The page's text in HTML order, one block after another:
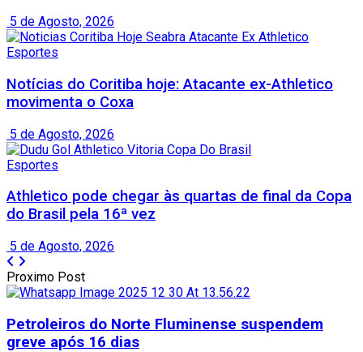
5 de Agosto, 2026
Esportes
Notícias do Coritiba hoje: Atacante ex-Athletico
movimenta o Coxa
5 de Agosto, 2026
Esportes
Athletico pode chegar às quartas de final da Copa
do Brasil pela 16ª vez
5 de Agosto, 2026
Proximo Post
Petroleiros do Norte Fluminense suspendem
greve após 16 dias